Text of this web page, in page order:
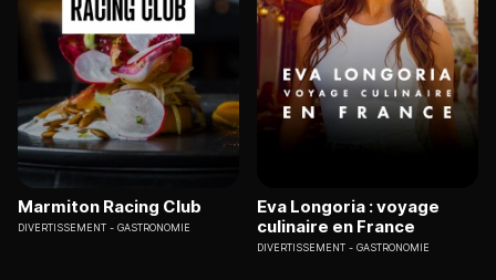
Marmiton Racing Club
DIVERTISSEMENT GASTRONOMIE
Eva Longoria : voyage
culinaire en France
DIVERTISSEMENT GASTRONOMIE